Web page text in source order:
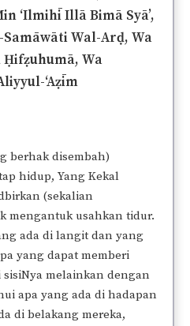
‘Ilmihī Illā Bimā Syā’,
Samāwāti Wal-Arḍ, Wa
Ḥifẓuhumā, Wa
‘Aẓīm
berhak disembah)
hidup, Yang Kekal
(sekalian
mengantuk usahkan tidur.
ada di langit dan yang
yang dapat memberi
melainkan dengan
apa yang ada di hadapan
di belakang mereka,